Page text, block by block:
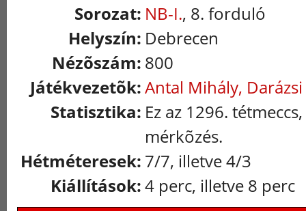
Sorozat: NB-I., 8. forduló
Helyszín: Debrecen
Nézõszám: 800
Játékvezetõk:Antal Mihály,
Statisztika: Ez az 1296.
mérkõzés.
Hétméteresek: 7/7, illetve 4/3
Kiállítások:4 perc, illetve 8 perc